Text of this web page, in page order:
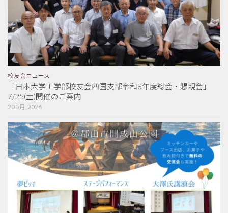
校友会ニュース
「日本大学工学部校友会四国支部令和8年度総会・懇親会」
7/25(土)開催のご案内
20 5月, 2026